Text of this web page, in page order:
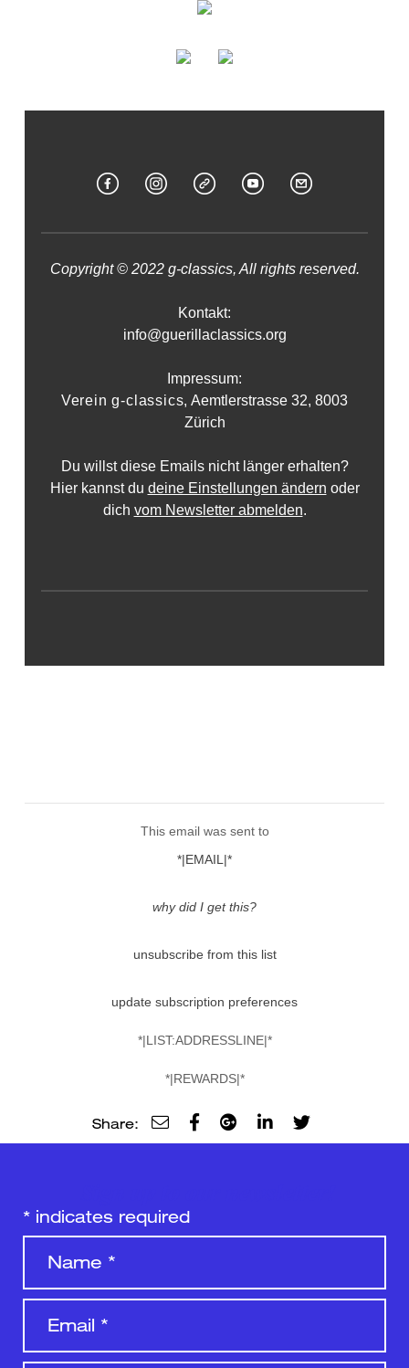
Copyright © 2022 g-classics, All rights reserved.
Kontakt:
info@guerillaclassics.org
Impressum:
Verein g-classics, Aemtlerstrasse 32, 8003
Zürich
Du willst diese Emails nicht länger erhalten?
Hier kannst du deine Einstellungen ändern oder
dich vom Newsletter abmelden.
This email was sent to
*|EMAIL|*
why did I get this?
unsubscribe from this list
update subscription preferences
*|LIST:ADDRESSLINE|*
*|REWARDS|*
Share:
* indicates required